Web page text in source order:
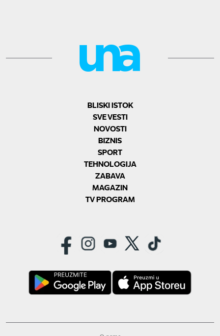
BLISKI ISTOK
SVE VESTI
NOVOSTI
BIZNIS
SPORT
TEHNOLOGIJA
ZABAVA
MAGAZIN
TV PROGRAM